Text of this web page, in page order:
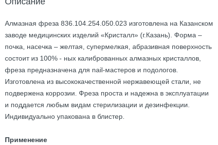
Алмазная фреза 836.104.254.050.023 изготовлена на Казанском
заводе медицинских изделий «Кристалл» (г.Казань). Форма –
почка, насечка – желтая, супермелкая, абразивная поверхность
состоит из 100% - ных калиброванных алмазных кристаллов,
фреза предназначена для nail-мастеров и подологов.
Изготовлена из высококачественной нержавеющей стали, не
подвержена коррозии. Фреза проста и надежна в эксплуатации
и поддается любым видам стерилизации и дезинфекции.
Индивидуально упакована в блистер.
Применение